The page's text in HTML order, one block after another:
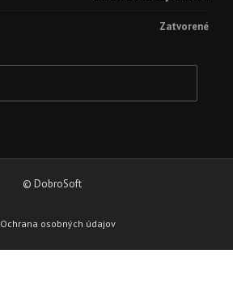
Zatvorené
© DobroSoft
Ochrana osobných údajov